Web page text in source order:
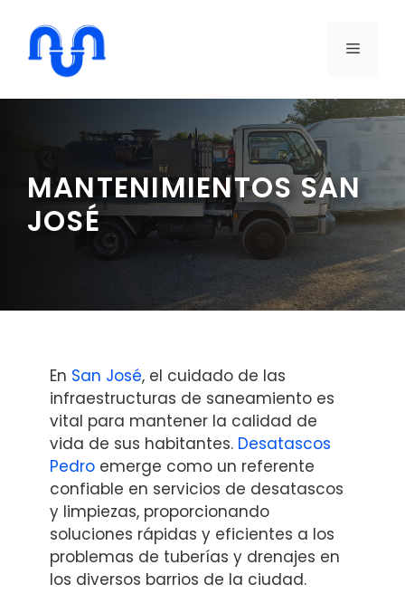
contenido
MENÚ
MANTENIMIENTOS SAN
JOSÉ
En San José, el cuidado de las
infraestructuras de saneamiento es
vital para mantener la calidad de
vida de sus habitantes. Desatascos
Pedro emerge como un referente
confiable en servicios de desatascos
y limpiezas, proporcionando
soluciones rápidas y eficientes a los
problemas de tuberías y drenajes en
los diversos barrios de la ciudad.